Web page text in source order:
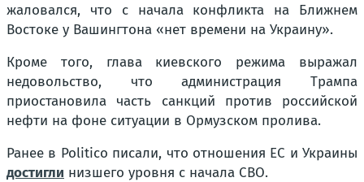
жаловался, что с начала конфликта на Ближнем
Востоке у Вашингтона «нет времени на Украину».
Кроме того, глава киевского режима выражал
недовольство, что администрация Трампа
приостановила часть санкций против российской
нефти на фоне ситуации в Ормузском пролива.
Ранее в Politico писали, что отношения ЕС и Украины
достигли низшего уровня с начала СВО.